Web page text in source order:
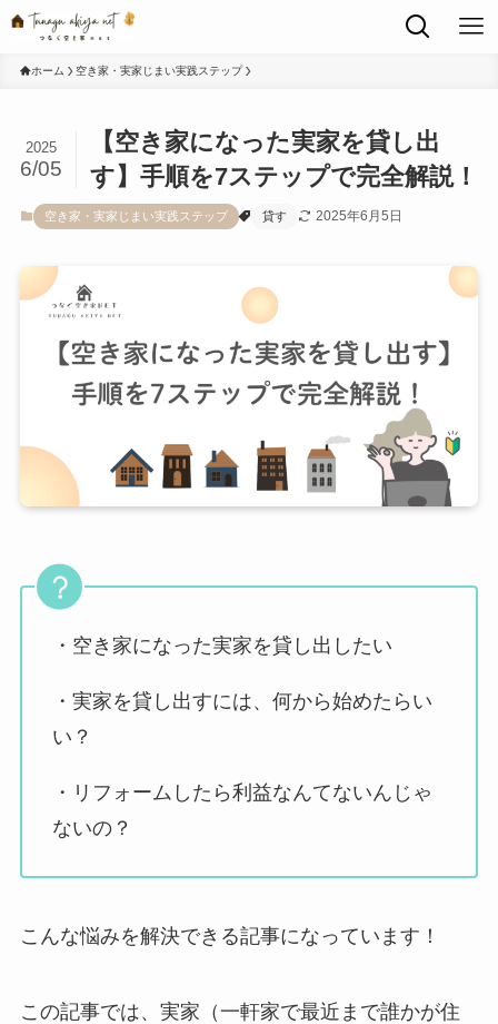
ホーム 空き家・実家じまい実践ステップ
【空き家になった実家を貸し出
す】手順を7ステップで完全解説！
2025
6/05
空き家・実家じまい実践ステップ 貸す 2025年6月5日
・空き家になった実家を貸し出したい
・実家を貸し出すには、何から始めたらい
い？
・リフォームしたら利益なんてないんじゃ
ないの？
こんな悩みを解決できる記事になっています！
この記事では、実家（一軒家で最近まで誰かが住